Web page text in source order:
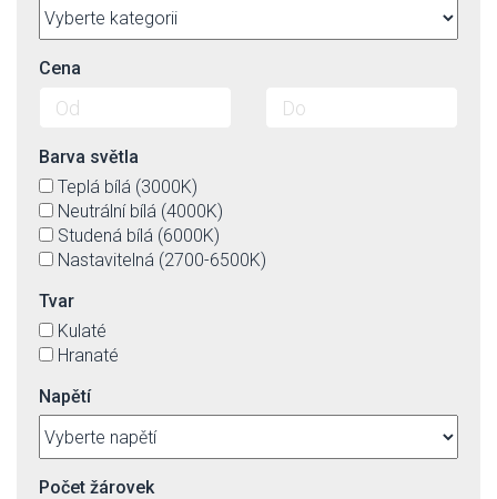
Cena
Barva světla
Teplá bílá (3000K)
Neutrální bílá (4000K)
Studená bílá (6000K)
Nastavitelná (2700-6500K)
Tvar
Kulaté
Hranaté
Napětí
Počet žárovek